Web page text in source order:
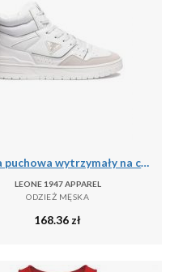
Kurtka puchowa wytrzymały na co dzień na siłownię
LEONE 1947 APPAREL
ODZIEŻ MĘSKA
168.36 zł